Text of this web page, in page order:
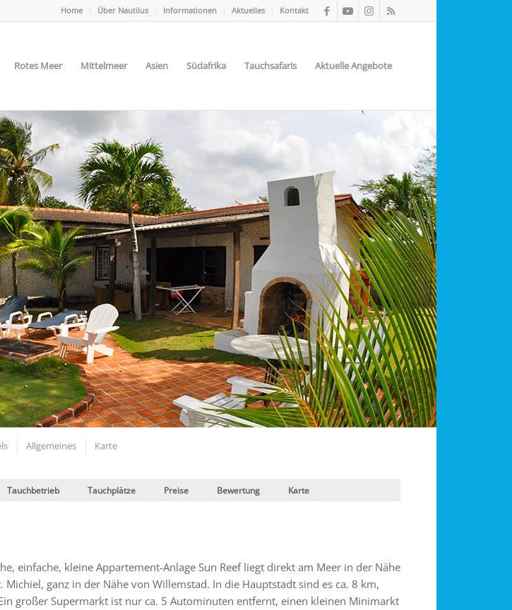
Home Über Nautilus Informationen Aktuelles Kontakt
Rotes Meer Mittelmeer Asien Südafrika Tauchsafaris Aktuelle Angebote
Allgemeines Karte
Tauchbetrieb Tauchplätze Preise Bewertung Karte
einfache, kleine Appartement-Anlage Sun Reef liegt direkt am Meer in der Nähe
Michiel, ganz in der Nähe von Willemstad. In die Hauptstadt sind es ca. 8 km,
großer Supermarkt ist nur ca. 5 Autominuten entfernt, einen kleinen Minimarkt